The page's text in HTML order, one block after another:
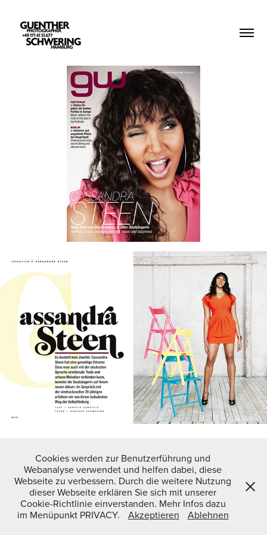
ALL PICTURES © COPYRIGHT BY GUENTHER SCHWERING - ALL
KIND OF UNAUTHORIZED REPRODUCTION IS PROHIBITED.
Cookies werden zur Benutzerführung und
Webanalyse verwendet und helfen dabei, diese
Webseite zu verbessern. Durch die weitere Nutzung
dieser Webseite erklären Sie sich mit unserer
Cookie-Richtlinie einverstanden. Mehr Infos dazu
im Menüpunkt PRIVACY.
Akzeptieren Ablehnen